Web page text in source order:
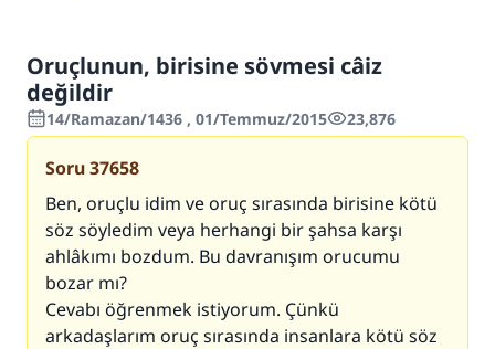
Oruçlunun, birisine sövmesi câiz
değildir
14/Ramazan/1436 , 01/Temmuz/2015 23,876
Soru37658
Ben, oruçlu idim ve oruç sırasında birisine kötü
söz söyledim veya herhangi bir şahsa karşı
ahlâkımı bozdum. Bu davranışım orucumu
bozar mı?
Cevabı öğrenmek istiyorum. Çünkü
arkadaşlarım oruç sırasında insanlara kötü söz